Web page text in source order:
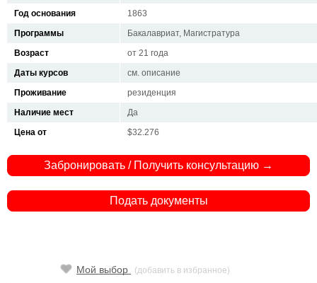
Год основания
1863
Программы
Бакалавриат, Магистратура
Возраст
от 21 года
Даты курсов
см. описание
Проживание
резиденция
Наличие мест
Да
Цена от
$32.276
Забронировать / Получить консультацию →
Подать документы
Мой выбор (добавить в избранное)